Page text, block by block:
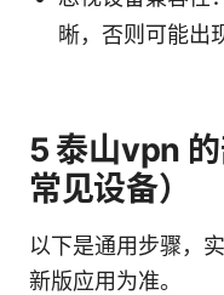
晰，否则可能出
5 泰山vpn
常见设备）
以下是通用步骤，
新版应用为准。